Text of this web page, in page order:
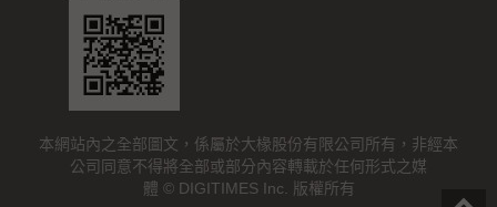
本網站內之全部圖文，係屬於大椽股份有限公司所有，非經本
公司同意不得將全部或部分內容轉載於任何形式之媒
體 © DIGITIMES Inc. 版權所有